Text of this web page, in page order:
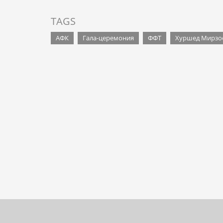
TAGS
АФК Гала-церемония ФФТ Хуршед